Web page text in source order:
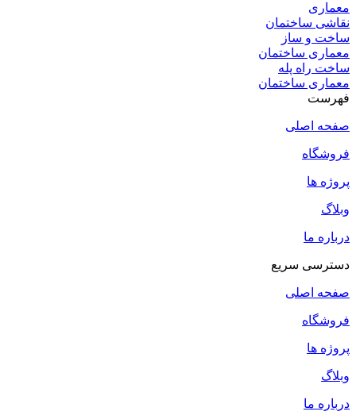
معماری
نقاشی ساختمان
ساخت و ساز
معماری ساختمان
ساخت راه پله
معماری ساختمان
فهرست
صفحه اصلی
فروشگاه
پروژه ها
وبلاگ
درباره ما
دسترسی سریع
صفحه اصلی
فروشگاه
پروژه ها
وبلاگ
درباره ما